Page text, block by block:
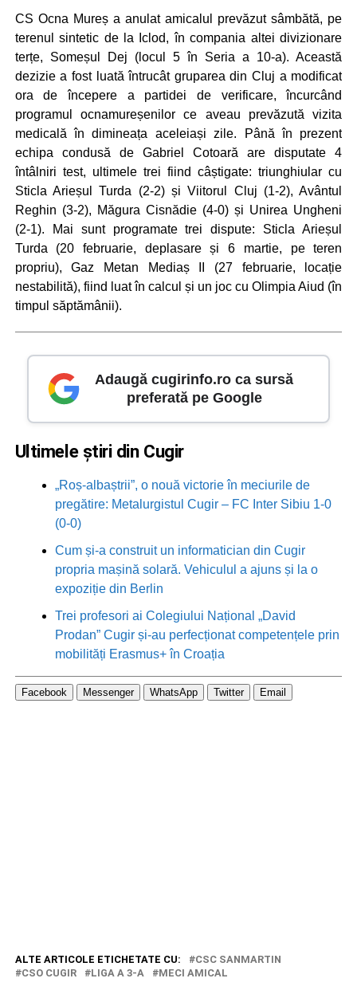
CS Ocna Mureș a anulat amicalul prevăzut sâmbătă, pe
terenul sintetic de la Iclod, în compania altei divizionare
terțe, Someșul Dej (locul 5 în Seria a 10-a). Această
dezizie a fost luată întrucât gruparea din Cluj a modificat
ora de începere a partidei de verificare, încurcând
programul ocnamureșenilor ce aveau prevăzută vizita
medicală în dimineața aceleiași zile. Până în prezent
echipa condusă de Gabriel Cotoară are disputate 4
întâlniri test, ultimele trei fiind câștigate: triunghiular cu
Sticla Arieșul Turda (2-2) și Viitorul Cluj (1-2), Avântul
Reghin (3-2), Măgura Cisnădie (4-0) și Unirea Ungheni
(2-1). Mai sunt programate trei dispute: Sticla Arieșul
Turda (20 februarie, deplasare și 6 martie, pe teren
propriu), Gaz Metan Mediaș II (27 februarie, locație
nestabilită), fiind luat în calcul și un joc cu Olimpia Aiud (în
timpul săptămânii).
Adaugă cugirinfo.ro ca sursă
preferată pe Google
Ultimele știri din Cugir
„Roș-albaștrii”, o nouă victorie în meciurile de
pregătire: Metalurgistul Cugir – FC Inter Sibiu 1-0
(0-0)
Cum și-a construit un informatician din Cugir
propria mașină solară. Vehiculul a ajuns și la o
expoziție din Berlin
Trei profesori ai Colegiului Național „David
Prodan” Cugir și-au perfecționat competențele prin
mobilități Erasmus+ în Croația
Facebook Messenger WhatsApp Twitter Email
ALTE ARTICOLE ETICHETATE CU:
CSC SANMARTIN
CSO CUGIR
LIGA A 3-A MECI AMICAL